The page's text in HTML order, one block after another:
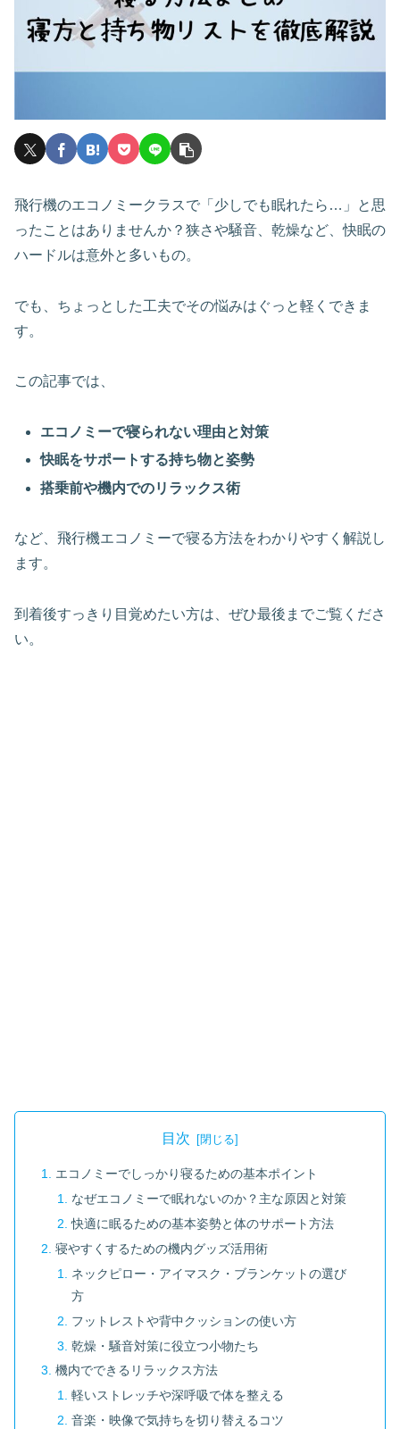
飛行機のエコノミークラスで「少しでも眠れたら…」と思
ったことはありませんか？狭さや騒音、乾燥など、快眠の
ハードルは意外と多いもの。
でも、ちょっとした工夫でその悩みはぐっと軽くできま
す。
この記事では、
エコノミーで寝られない理由と対策
快眠をサポートする持ち物と姿勢
搭乗前や機内でのリラックス術
など、飛行機エコノミーで寝る方法をわかりやすく解説し
ます。
到着後すっきり目覚めたい方は、ぜひ最後までご覧くださ
い。
目次
エコノミーでしっかり寝るための基本ポイント
なぜエコノミーで眠れないのか？主な原因と対策
快適に眠るための基本姿勢と体のサポート方法
寝やすくするための機内グッズ活用術
ネックピロー・アイマスク・ブランケットの選び
方
フットレストや背中クッションの使い方
乾燥・騒音対策に役立つ小物たち
機内でできるリラックス方法
軽いストレッチや深呼吸で体を整える
音楽・映像で気持ちを切り替えるコツ